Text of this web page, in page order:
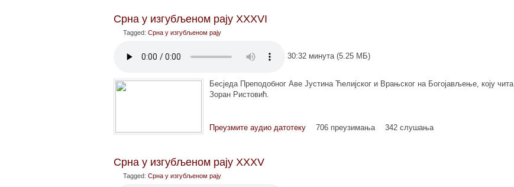
Срна у изгубљеном рају XXXVI
Tagged: Срна у изгубљеном рају
30:32 минута (5.25 МБ)
Бесједа Преподобног Аве Јустина Ћелијског и Врањског на Богојављење, коју чита
Зоран Ристовић.
Преузмите аудио датотеку 706 преузимања 342 слушања
Срна у изгубљеном рају XXXV
Tagged: Срна у изгубљеном рају